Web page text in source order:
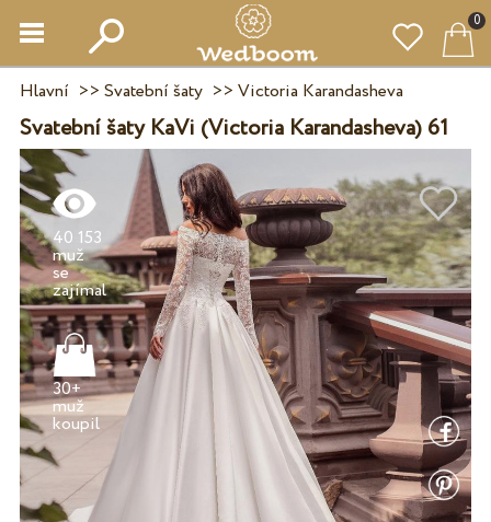
0
Hlavní >> Svatební šaty>> Victoria Karandasheva
Svatební šaty KaVi (Victoria Karandasheva) 61
40 153
muž
se
zajímal
30+
muž